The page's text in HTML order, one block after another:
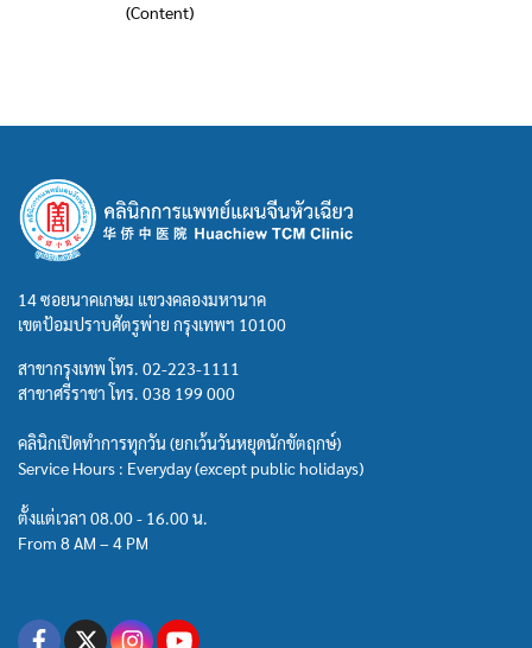
(Content)
14 ซอยนาคเกษม แขวงคลองมหานาค
เขตป้อมปราบศัตรูพ่าย กรุงเทพฯ 10100
สาขากรุงเทพ โทร. 02-223-1111
สาขาศรีราชา โทร. 038 199 000
คลินิกเปิดทำการทุกวัน (ยกเว้นวันหยุดนักขัตฤกษ์)
Service Hours : Everyday (except public holidays)
ตั้งแต่เวลา 08.00 - 16.00 น.
From 8 AM – 4 PM